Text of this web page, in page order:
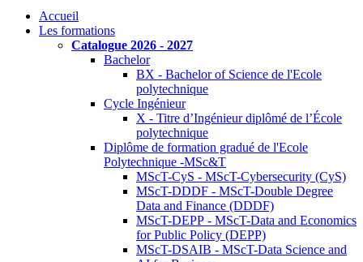
Accueil
Les formations
Catalogue 2026 - 2027
Bachelor
BX - Bachelor of Science de l'Ecole
polytechnique
Cycle Ingénieur
X - Titre d’Ingénieur diplômé de l’École
polytechnique
Diplôme de formation gradué de l'Ecole
Polytechnique -MSc&T
MScT-CyS - MScT-Cybersecurity (CyS)
MScT-DDDF - MScT-Double Degree
Data and Finance (DDDF)
MScT-DEPP - MScT-Data and Economics
for Public Policy (DEPP)
MScT-DSAIB - MScT-Data Science and